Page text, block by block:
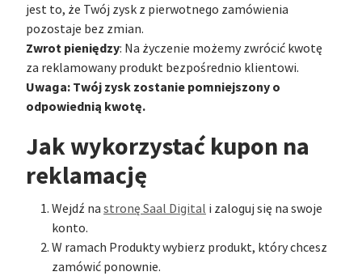
jest to, że Twój zysk z pierwotnego zamówienia
pozostaje bez zmian.
Zwrot pieniędzy: Na życzenie możemy zwrócić kwotę
za reklamowany produkt bezpośrednio klientowi.
Uwaga: Twój zysk zostanie pomniejszony o
odpowiednią kwotę.
Jak wykorzystać kupon na
reklamację
Wejdź na stronę Saal Digital i zaloguj się na swoje
konto.
W ramach Produkty wybierz produkt, który chcesz
zamówić ponownie.